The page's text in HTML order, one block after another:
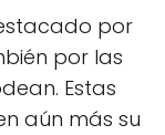
por
por las
Estas
aún más su